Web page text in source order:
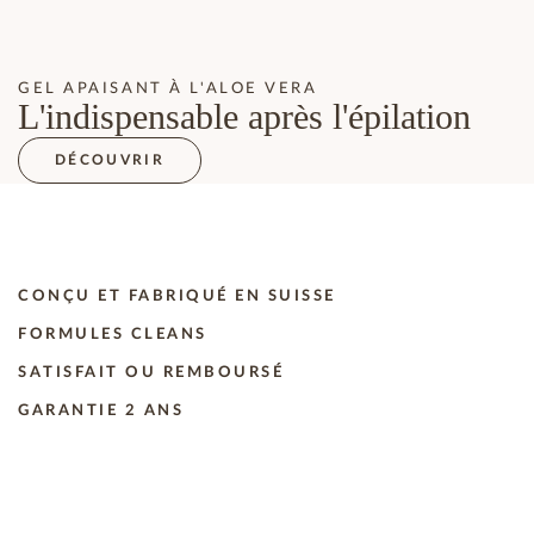
GEL APAISANT À L'ALOE VERA
L'indispensable après l'épilation
DÉCOUVRIR
CONÇU ET FABRIQUÉ EN SUISSE
FORMULES CLEANS
SATISFAIT OU REMBOURSÉ
GARANTIE 2 ANS